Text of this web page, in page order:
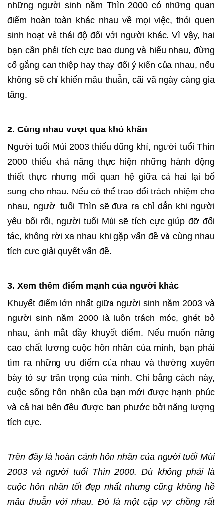
những người sinh năm Thìn 2000 có những quan
điểm hoàn toàn khác nhau về mọi việc, thói quen
sinh hoạt và thái độ đối với người khác. Vì vậy, hai
bạn cần phải tích cực bao dung và hiểu nhau, đừng
cố gắng can thiệp hay thay đổi ý kiến ​​của nhau, nếu
không sẽ chỉ khiến mâu thuẫn, cãi vã ngày càng gia
tăng.
2. Cùng nhau vượt qua khó khăn
Người tuổi Mùi 2003 thiếu dũng khí, người tuổi Thìn
2000 thiếu khả năng thực hiện những hành động
thiết thực nhưng mối quan hệ giữa cả hai lại bổ
sung cho nhau. Nếu có thể trao đổi trách nhiệm cho
nhau, người tuổi Thìn sẽ đưa ra chỉ dẫn khi người
yêu bối rối, người tuổi Mùi sẽ tích cực giúp đỡ đối
tác, không rời xa nhau khi gặp vấn đề và cùng nhau
tích cực giải quyết vấn đề.
3. Xem thêm điểm mạnh của người khác
Khuyết điểm lớn nhất giữa người sinh năm 2003 và
người sinh năm 2000 là luôn trách móc, ghét bỏ
nhau, ánh mắt đầy khuyết điểm. Nếu muốn nâng
cao chất lượng cuộc hôn nhân của mình, bạn phải
tìm ra những ưu điểm của nhau và thường xuyên
bày tỏ sự trân trọng của mình. Chỉ bằng cách này,
cuộc sống hôn nhân của bạn mới được hạnh phúc
và cả hai bên đều được ban phước bởi năng lượng
tích cực.
Trên đây là hoàn cảnh hôn nhân của người tuổi Mùi
2003 và người tuổi Thìn 2000. Dù không phải là
cuộc hôn nhân tốt đẹp nhất nhưng cũng không hề
mâu thuẫn với nhau. Đó là một cặp vợ chồng rất